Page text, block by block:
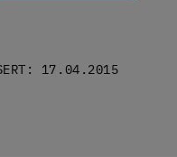
og
forskarane
17.04.2015